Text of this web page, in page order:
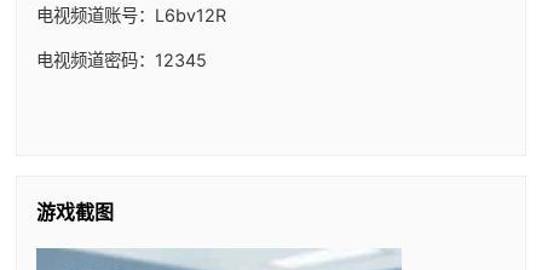
电视频道账号：L6bv12R
电视频道密码：12345
游戏截图